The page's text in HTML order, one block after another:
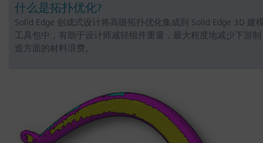
什么是拓扑优化?
Solid Edge 创成式设计将高级拓扑优化集成到 Solid Edge 3D 建
工具包中，有助于设计师减轻组件重量，最大程度地减少下游制
造方面的材料浪费。